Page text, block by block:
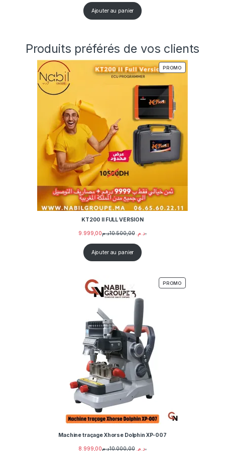
Ajouter au panier
Produits préférés de vos clients
PROMO
KT200 II FULL VERSION
9.999,00 د.م. 10.500,00 د.م.
Ajouter au panier
PROMO
Machine traçage Xhorse Dolphin XP-007
8.999,00 د.م. 10.000,00 د.م.